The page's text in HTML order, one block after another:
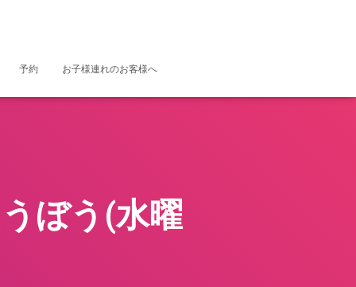
予約 お子様連れのお客様へ
ぼう(水曜